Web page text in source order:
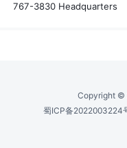
767-3830 Headquarters
Copyright ©
蜀ICP备2022003224